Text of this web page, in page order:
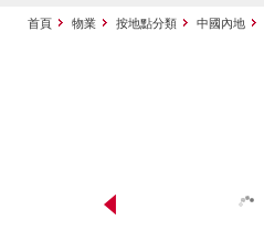
首頁 物業 按地點分類 中國內地